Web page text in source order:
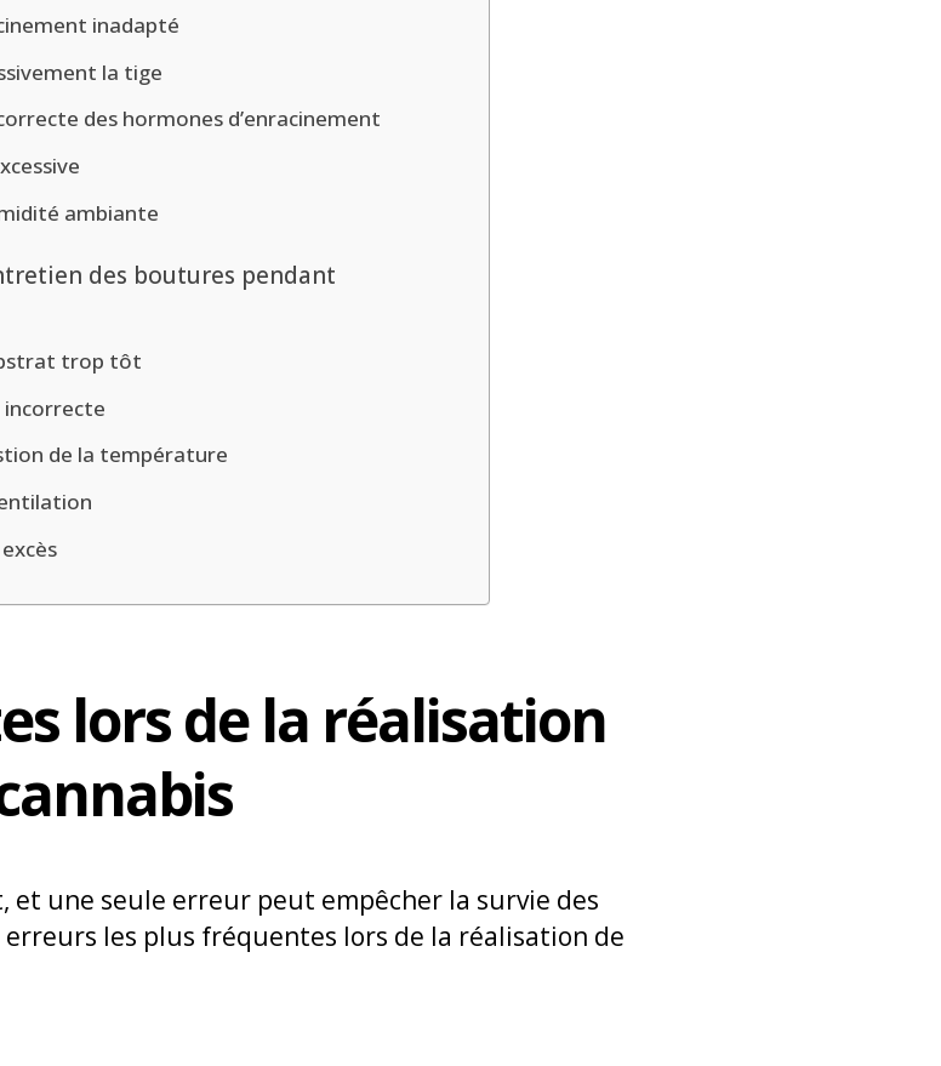
inadapté
la tige
des hormones d’enracinement
ambiante
des boutures pendant
trop tôt
incorrecte
de la température
lors de la réalisation
et une seule erreur peut empêcher la survie des
les plus fréquentes lors de la réalisation de